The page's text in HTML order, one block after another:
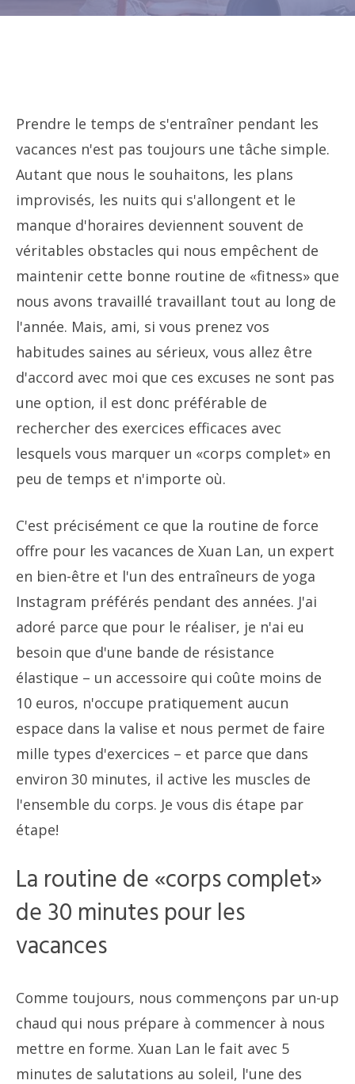
Prendre le temps de s'entraîner pendant les
vacances n'est pas toujours une tâche simple.
Autant que nous le souhaitons, les plans
improvisés, les nuits qui s'allongent et le
manque d'horaires deviennent souvent de
véritables obstacles qui nous empêchent de
maintenir cette bonne routine de «fitness» que
nous avons travaillé travaillant tout au long de
l'année. Mais, ami, si vous prenez vos
habitudes saines au sérieux, vous allez être
d'accord avec moi que ces excuses ne sont pas
une option, il est donc préférable de
rechercher des exercices efficaces avec
lesquels vous marquer un «corps complet» en
peu de temps et n'importe où.
C'est précisément ce que la routine de force
offre pour les vacances de Xuan Lan, un expert
en bien-être et l'un des entraîneurs de yoga
Instagram préférés pendant des années. J'ai
adoré parce que pour le réaliser, je n'ai eu
besoin que d'une bande de résistance
élastique – un accessoire qui coûte moins de
10 euros, n'occupe pratiquement aucun
espace dans la valise et nous permet de faire
mille types d'exercices – et parce que dans
environ 30 minutes, il active les muscles de
l'ensemble du corps. Je vous dis étape par
étape!
La routine de «corps complet»
de 30 minutes pour les
vacances
Comme toujours, nous commençons par un-up
chaud qui nous prépare à commencer à nous
mettre en forme. Xuan Lan le fait avec 5
minutes de salutations au soleil, l'une des